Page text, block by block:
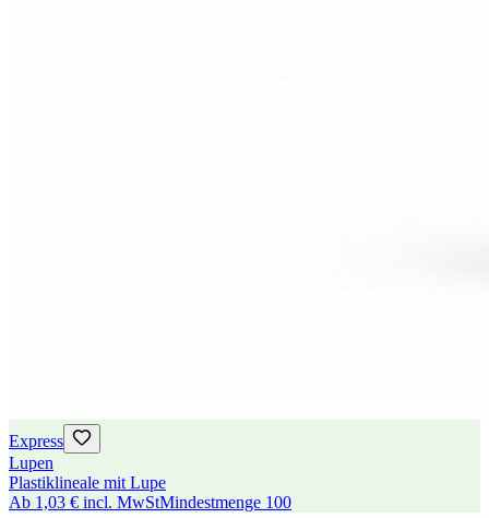
Express
Lupen
Plastiklineale mit Lupe
Ab 1,03 € incl. MwStMindestmenge 100